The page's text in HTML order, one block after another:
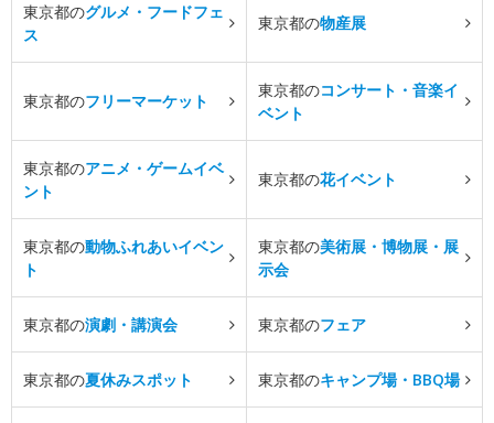
東京都のグルメ・フードフェ
ス
東京都の物産展
東京都のフリーマーケット
東京都のコンサート・音楽イ
ベント
東京都のアニメ・ゲームイベ
ント
東京都の花イベント
東京都の動物ふれあいイベン
ト
東京都の美術展・博物展・展
示会
東京都の演劇・講演会 東京都のフェア
東京都の夏休みスポット 東京都のキャンプ場・BBQ場